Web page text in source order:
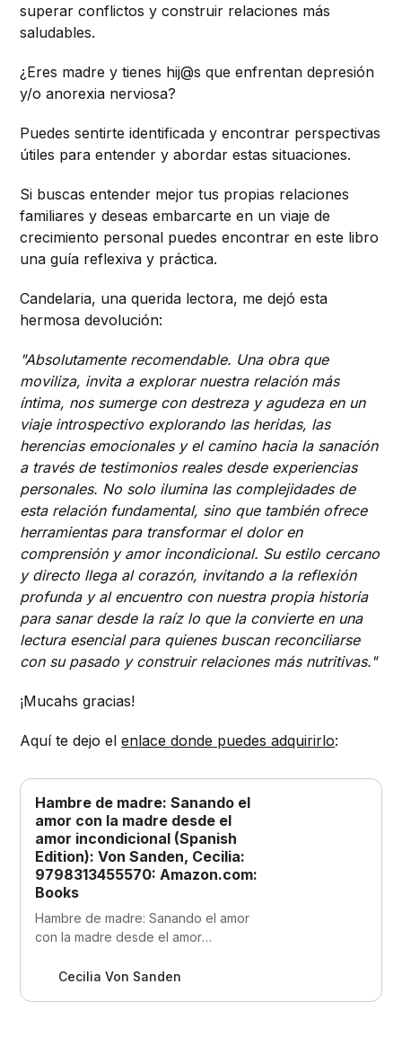
superar conflictos y construir relaciones más
saludables.
¿Eres madre y tienes hij@s que enfrentan depresión
y/o anorexia nerviosa?
Puedes sentirte identificada y encontrar perspectivas
útiles para entender y abordar estas situaciones.
Si buscas entender mejor tus propias relaciones
familiares y deseas embarcarte en un viaje de
crecimiento personal puedes encontrar en este libro
una guía reflexiva y práctica.
Candelaria, una querida lectora, me dejó esta
hermosa devolución:
"Absolutamente recomendable. Una obra que
moviliza, invita a explorar nuestra relación más
íntima, nos sumerge con destreza y agudeza en un
viaje introspectivo explorando las heridas, las
herencias emocionales y el camino hacia la sanación
a través de testimonios reales desde experiencias
personales. No solo ilumina las complejidades de
esta relación fundamental, sino que también ofrece
herramientas para transformar el dolor en
comprensión y amor incondicional. Su estilo cercano
y directo llega al corazón, invitando a la reflexión
profunda y al encuentro con nuestra propia historia
para sanar desde la raíz lo que la convierte en una
lectura esencial para quienes buscan reconciliarse
con su pasado y construir relaciones más nutritivas."
¡Mucahs gracias!
Aquí te dejo elenlace donde puedes adquirirlo:
Hambre de madre: Sanando el
amor con la madre desde el
amor incondicional (Spanish
Edition): Von Sanden, Cecilia:
9798313455570: Amazon.com:
Books
Hambre de madre: Sanando el amor
con la madre desde el amor
Sanden, Cecilia] on Amazon.com.
Cecilia Von Sanden